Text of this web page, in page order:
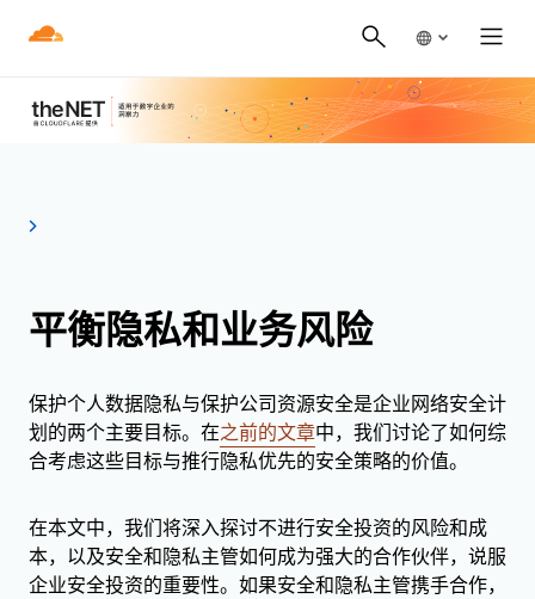
平衡隐私和业务风险
保护个人数据隐私与保护公司资源安全是企业网络安全计
划的两个主要目标。在之前的文章中，我们讨论了如何综
合考虑这些目标与推行隐私优先的安全策略的价值。
在本文中，我们将深入探讨不进行安全投资的风险和成
本，以及安全和隐私主管如何成为强大的合作伙伴，说服
企业安全投资的重要性。如果安全和隐私主管携手合作，